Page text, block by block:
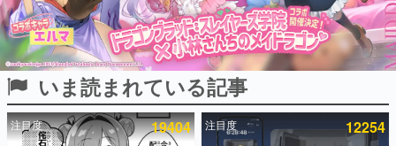
インタビュー
連載・特集一覧
殿堂入り記事
SNS拡散数が数千以上！ ページビュー数万以上！ などな
ど。多くの人々に読まれた、電ファミ渾身の“殿堂入り”記
事をまとめました。
いま読まれている記事
注目度 19404 注目度 12254